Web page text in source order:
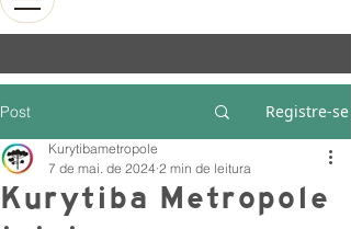
Post Registre-se
Kurytiba Metropole
Kurytibametropole
7 de mai. de 2024 2 min de leitura